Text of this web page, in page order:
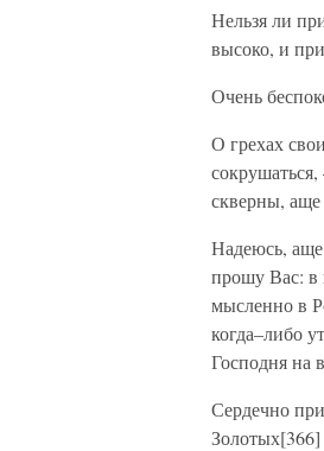
Нельзя ли
высоко, и
Очень
О грехах
скверны,
Надеюсь, аще
прошу Вас: в
мысленно в
когда–либо
Господня на
Сердечно